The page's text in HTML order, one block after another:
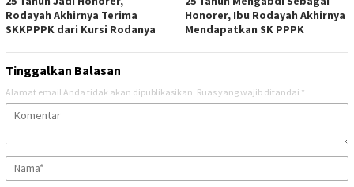
Rodayah Akhirnya Terima
SKKPPPK dari Kursi Rodanya
Honorer, Ibu Rodayah Akhirnya
Mendapatkan SK PPPK
Tinggalkan Balasan
Alamat email Anda tidak akan dipublikasikan. Ruas yang wajib ditandai *